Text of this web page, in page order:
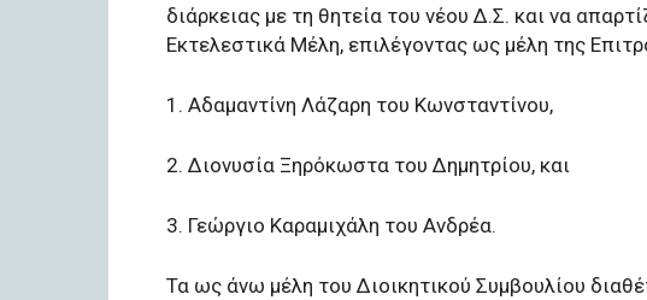
διάρκειας με τη θητεία του νέου Δ.Σ. και να
Εκτελεστικά Μέλη, επιλέγοντας ως μέλη της
1. Αδαμαντίνη Λάζαρη του Κωνσταντίνου,
2. Διονυσία Ξηρόκωστα του Δημητρίου, και
3. Γεώργιο Καραμιχάλη του Ανδρέα.
Τα ως άνω μέλη του Διοικητικού Συμβουλίου